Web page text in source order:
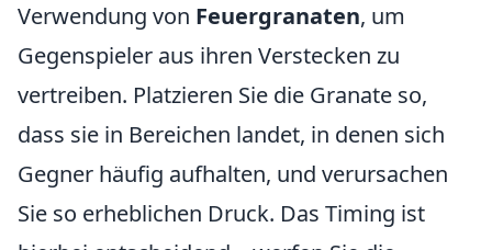
Verwendung von Feuergranaten, um
Gegenspieler aus ihren Verstecken zu
vertreiben. Platzieren Sie die Granate so,
dass sie in Bereichen landet, in denen sich
Gegner häufig aufhalten, und verursachen
Sie so erheblichen Druck. Das Timing ist